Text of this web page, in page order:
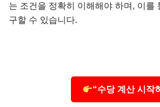
는 조건을 정확히 이해해야 하며, 이를
구할 수 있습니다.
“수당 계산 시작